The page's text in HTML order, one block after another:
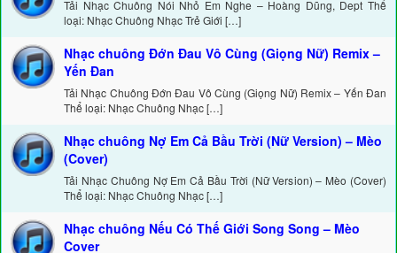
Tải Nhạc Chuông Nói Nhỏ Em Nghe – Hoàng Dũng, Dept Thể
loại: Nhạc Chuông Nhạc Trẻ Giới […]
Nhạc chuông Đớn Đau Vô Cùng (Giọng Nữ) Remix –
Yến Đan
Tải Nhạc Chuông Đớn Đau Vô Cùng (Giọng Nữ) Remix – Yến Đan
Thể loại: Nhạc Chuông Nhạc […]
Nhạc chuông Nợ Em Cả Bầu Trời (Nữ Version) – Mèo
(Cover)
Tải Nhạc Chuông Nợ Em Cả Bầu Trời (Nữ Version) – Mèo (Cover)
Thể loại: Nhạc Chuông Nhạc […]
Nhạc chuông Nếu Có Thế Giới Song Song – Mèo
Cover